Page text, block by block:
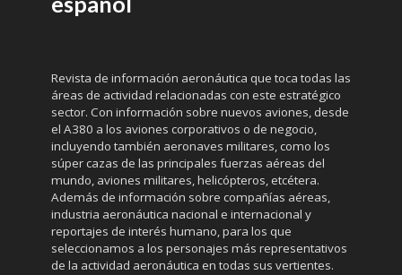
Revista de información aeronáutica que toca todas las
áreas de actividad relacionadas con este estratégico
sector. Con información sobre nuevos aviones, desde
el A380 a los aviones corporativos o de negocio,
incluyendo también aeronaves militares, como los
súper cazas de las principales fuerzas aéreas del
mundo, aviones militares, helicópteros, etcétera.
Además de información sobre compañías aéreas,
industria aeronáutica nacional e internacional y
reportajes de interés humano, para los que
seleccionamos a los personajes más representativos
de la actividad aeronáutica en todas sus vertientes.